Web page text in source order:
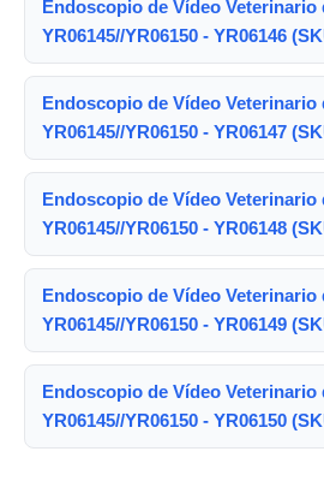
Endoscopio de Vídeo
YR06145//YR06150 - YR06146
Endoscopio de Vídeo
YR06145//YR06150 - YR06147
Endoscopio de Vídeo
YR06145//YR06150 - YR06148
Endoscopio de Vídeo
YR06145//YR06150 - YR06149
Endoscopio de Vídeo
YR06145//YR06150 - YR06150